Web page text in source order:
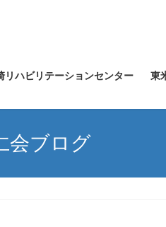
リハビリテーションセンター 東
会ブログ